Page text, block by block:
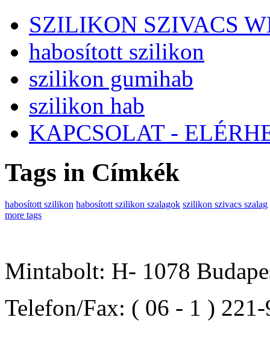
SZILIKON SZIVACS
habosított szilikon
szilikon gumihab
szilikon hab
KAPCSOLAT -
Tags in Címkék
habosított szilikon habosított szilikon szalagok szilikon szivacs szalag
more tags
Mintabolt: H- 1078
Telefon/Fax: ( 06 - 1 )